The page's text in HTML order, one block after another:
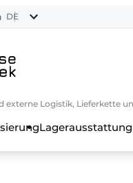
DE
externe Logistik, Lieferkette